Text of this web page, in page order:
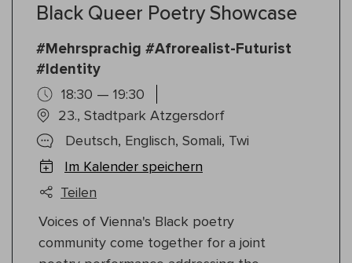
Black Queer Poetry Showcase
#Mehrsprachig #Afrorealist-Futurist
#Identity
18:30 — 19:30
23., Stadtpark Atzgersdorf
Deutsch, Englisch, Somali, Twi
Im Kalender speichern
Teilen
Voices of Vienna's Black poetry
community come together for a joint